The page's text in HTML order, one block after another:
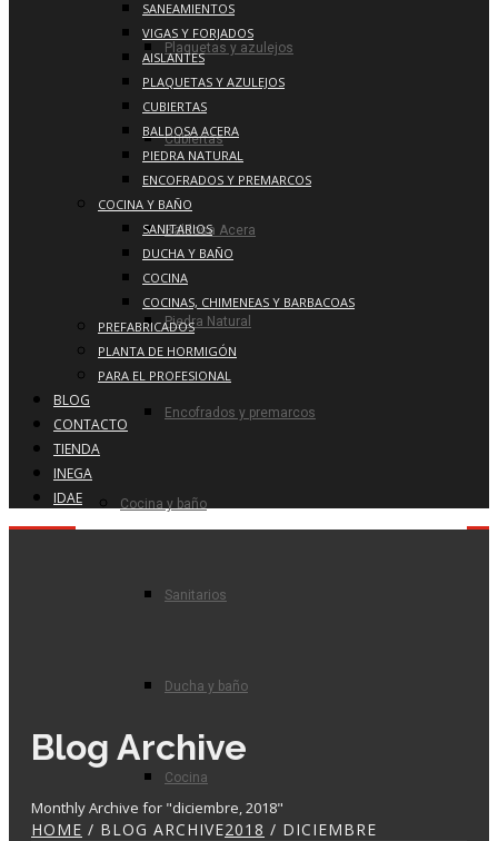
Plaquetas y azulejos
Cubiertas
Baldosa Acera
Piedra Natural
Encofrados y premarcos
Cocina y baño
Sanitarios
Ducha y baño
Cocina
SANEAMIENTOS
VIGAS Y FORJADOS
AISLANTES
PLAQUETAS Y AZULEJOS
CUBIERTAS
BALDOSA ACERA
PIEDRA NATURAL
ENCOFRADOS Y PREMARCOS
COCINA Y BAÑO
SANITARIOS
DUCHA Y BAÑO
COCINA
COCINAS, CHIMENEAS Y BARBACOAS
PREFABRICADOS
PLANTA DE HORMIGÓN
PARA EL PROFESIONAL
BLOG
CONTACTO
TIENDA
INEGA
IDAE
Blog Archive
Monthly Archive for "diciembre, 2018"
HOME / BLOG ARCHIVE2018 / DICIEMBRE